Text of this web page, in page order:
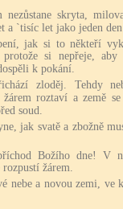
skryta,
a `tisíc let jako jeden
jak si to někteří
si nepřeje, aby
k pokání.
zloděj. Tehdy
roztaví a země
soud.
jak svatě a zbožně
Božího dne! V
žárem.
nebe a novou zemi, ve